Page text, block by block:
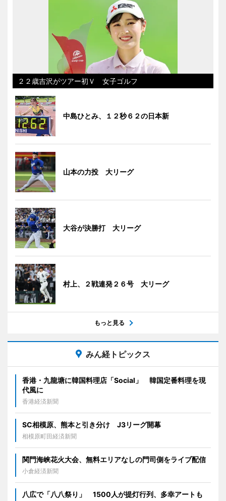
２２歳吉沢がツアー初Ｖ 女子ゴルフ
中島ひとみ、１２秒６２の日本新
山本の力投 大リーグ
大谷が決勝打 大リーグ
村上、２戦連発２６号 大リーグ
もっと見る
みん経トピックス
香港・九龍塘に韓国料理店「Social」 韓国定番料理を現
代風に
香港経済新聞
SC相模原、熊本と引き分け J3リーグ開幕
相模原町田経済新聞
関門海峡花火大会、無料エリアなしの門司側をライブ配信
小倉経済新聞
八広で「八八祭り」 1500人が提灯行列、多幸アートも